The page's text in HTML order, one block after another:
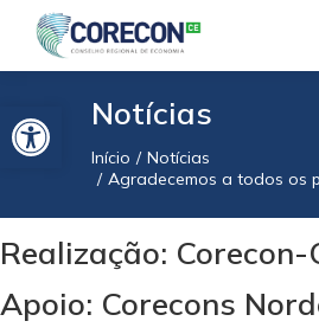
Barra de Ferramentas AbertaNotícias
Você está aqui:
Início
Notícias
Agradecemos a todos os
Realização: Corecon-
Apoio: Corecons